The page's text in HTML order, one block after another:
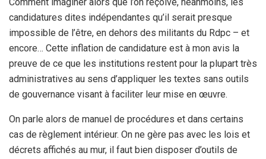
candidatures dites indépendantes qu’il serait presque
impossible de l’être, en dehors des militants du Rdpc – et
encore… Cette inflation de candidature est à mon avis la
preuve de ce que les institutions restent pour la plupart très
administratives au sens d’appliquer les textes sans outils
de gouvernance visant à faciliter leur mise en œuvre.
On parle alors de manuel de procédures et dans certains
cas de règlement intérieur. On ne gère pas avec les lois et
décrets affichés au mur, il faut bien disposer d’outils de